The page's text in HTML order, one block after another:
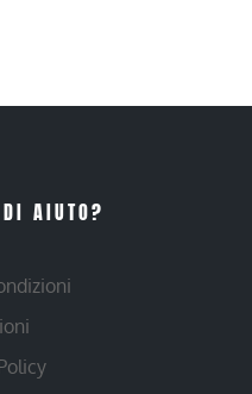
AIUTO?